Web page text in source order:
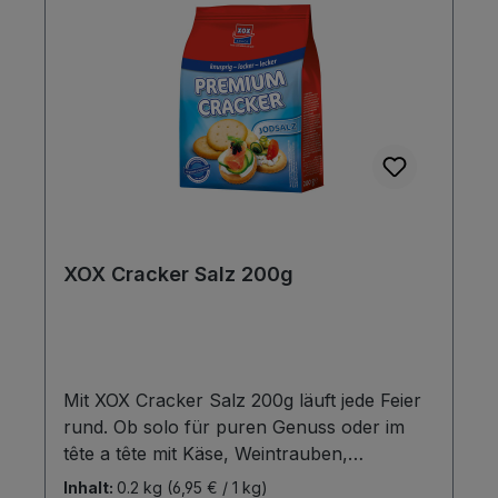
XOX Cracker Salz 200g
Mit XOX Cracker Salz 200g läuft jede Feier
rund. Ob solo für puren Genuss oder im
tête a tête mit Käse, Weintrauben,
herzhafter Salami oder pikantem
Inhalt: 0.2 kg (6,95 € / 1 kg)